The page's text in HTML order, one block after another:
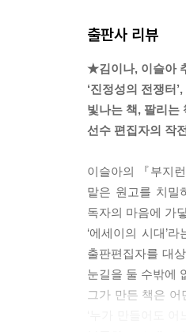
출판사 리뷰
★김이나, 이슬아
‘진정성의 전쟁터
빛나는 책, 팔리는
선수 편집자의 작
이슬아의 『부지
맡은 원고를 치밀
독자의 마음에 가
‘에세이의 시대’
출판편집자를 대
눈길을 둘 수밖에
그가 만든 책은